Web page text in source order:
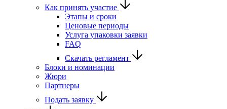
Как принять участие
Этапы и сроки
Ценовые периоды
Услуга упаковки заявки
FAQ
Скачать регламент
Блоки и номинации
Жюри
Партнеры
Подать заявку